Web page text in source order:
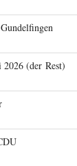
(der Rest)